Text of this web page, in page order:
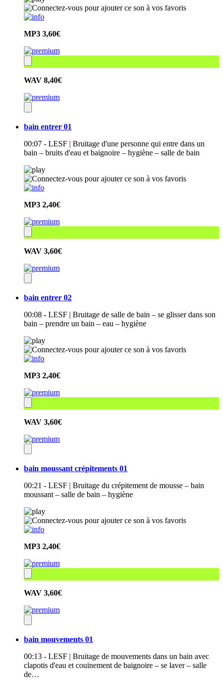
MP3 3,60€
WAV 8,40€
bain entrer 01
00:07 - LESF | Bruitage d'une personne qui entre dans un
bain – bruits d'eau et baignoire – hygiène – salle de bain
MP3 2,40€
WAV 3,60€
bain entrer 02
00:08 - LESF | Bruitage de salle de bain – se glisser dans son
bain – prendre un bain – eau – hygiène
MP3 2,40€
WAV 3,60€
bain moussant crépitements 01
00:21 - LESF | Bruitage du crépitement de mousse – bain
moussant – salle de bain – hygiène
MP3 2,40€
WAV 3,60€
bain mouvements 01
00:13 - LESF | Bruitage de mouvements dans un bain avec
clapotis d'eau et couinement de baignoire – se laver – salle
de…